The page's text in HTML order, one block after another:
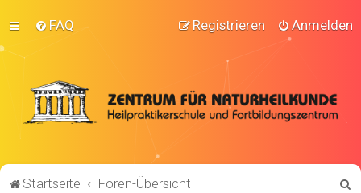
FAQ Anmelden
Registrieren
Startseite Foren-Übersicht